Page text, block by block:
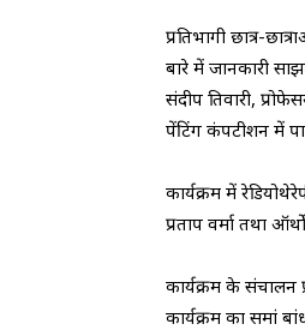
प्रतिभागी छात्र-
बारे में जानकारी
संदीप तिवारी,
पेंटिंग कंपटीशन में
कार्यक्रम में
प्रताप वर्मा तथा
कार्यक्रम के संचालन
कार्यक्रम का समां